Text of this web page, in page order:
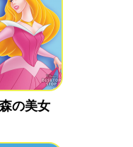
の美女